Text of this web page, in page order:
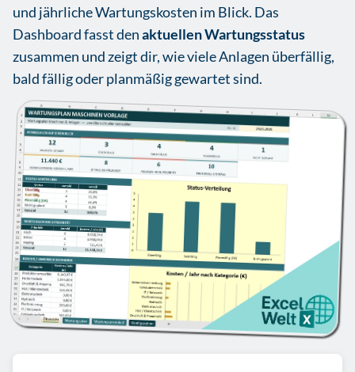
und jährliche Wartungskosten im Blick. Das
Dashboard fasst denaktuellen Wartungsstatus
zusammen und zeigt dir, wie viele Anlagen überfällig,
bald fällig oder planmäßig gewartet sind.